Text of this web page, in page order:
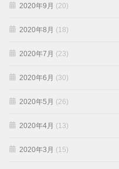
2020年9月 (20)
2020年8月 (18)
2020年7月 (23)
2020年6月 (30)
2020年5月 (26)
2020年4月 (13)
2020年3月 (15)